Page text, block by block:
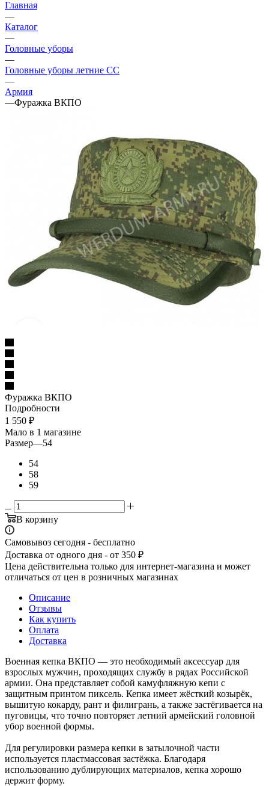
Главная
—
Каталог
—
Головные уборы
—
Головные уборы летние СС
—
Армия
—Фуражка ВКПО
Фуражка ВКПО
Подробности
1 550 ₽
Мало в 1 магазине
Размер—54
54
58
59
В корзину
Самовывоз сегодня - бесплатно
Доставка от одного дня - от 350 ₽
Цена действительна только для интернет-магазина и может
отличаться от цен в розничных магазинах
Описание
Отзывы
Как купить
Оплата
Доставка
Военная кепка ВКПО — это необходимый аксессуар для
взрослых мужчин, проходящих службу в рядах Российской
армии. Она представляет собой камуфляжную кепи с
защитным принтом пиксель. Кепка имеет жёсткий козырёк,
вышитую кокарду, рант и филигрань, а также застёгивается на
пуговицы, что точно повторяет летний армейский головной
убор военной формы.
Для регулировки размера кепки в затылочной части
используется пластмассовая застёжка. Благодаря
использованию дублирующих материалов, кепка хорошо
держит форму.